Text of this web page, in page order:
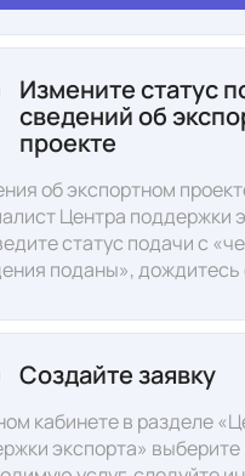
Измените статус
сведений об
проекте
об экспортном
Центра поддержки
статус подачи с
поданы», дождитесь
Создайте заявку
кабинете в разделе
экспорта» выберите